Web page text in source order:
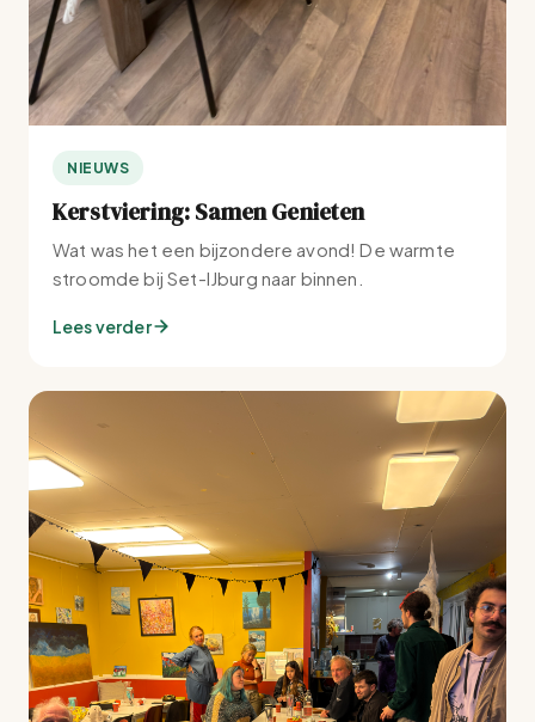
NIEUWS
Kerstviering: Samen Genieten
Wat was het een bijzondere avond! De warmte
stroomde bij Set-IJburg naar binnen.
Lees verder